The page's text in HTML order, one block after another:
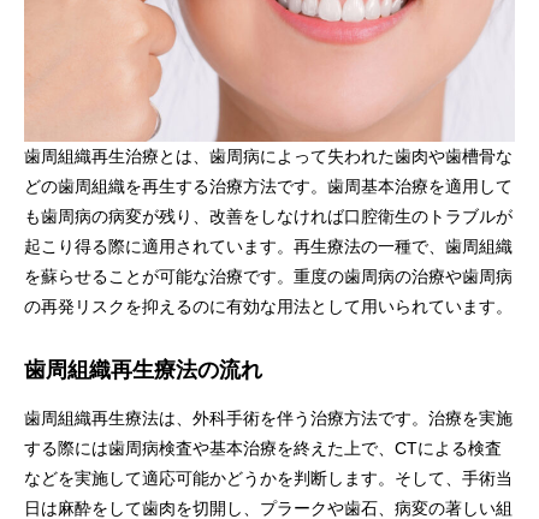
歯周組織再生治療とは、歯周病によって失われた歯肉や歯槽骨な
どの歯周組織を再生する治療方法です。歯周基本治療を適用して
も歯周病の病変が残り、改善をしなければ口腔衛生のトラブルが
起こり得る際に適用されています。再生療法の一種で、歯周組織
を蘇らせることが可能な治療です。重度の歯周病の治療や歯周病
の再発リスクを抑えるのに有効な用法として用いられています。
歯周組織再生療法の流れ
歯周組織再生療法は、外科手術を伴う治療方法です。治療を実施
する際には歯周病検査や基本治療を終えた上で、CTによる検査
などを実施して適応可能かどうかを判断します。そして、手術当
日は麻酔をして歯肉を切開し、プラークや歯石、病変の著しい組